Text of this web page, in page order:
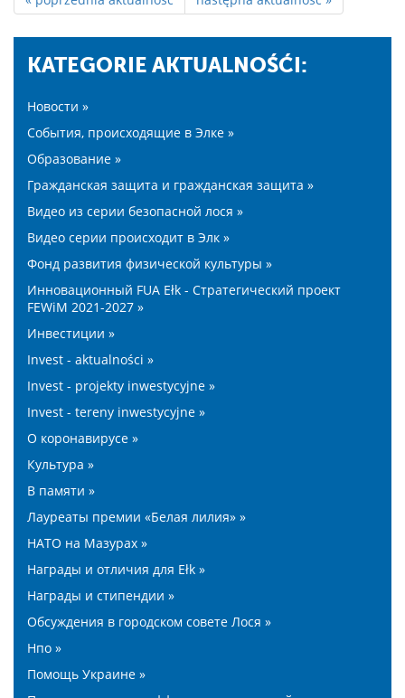
KATEGORIE AKTUALNOŚĆI:
Новости »
События, происходящие в Элке »
Образование »
Гражданская защита и гражданская защита »
Видео из серии безопасной лося »
Видео серии происходит в Элк »
Фонд развития физической культуры »
Инновационный FUA Ełk - Стратегический проект
FEWiM 2021-2027 »
Инвестиции »
Invest - aktualności »
Invest - projekty inwestycyjne »
Invest - tereny inwestycyjne »
О коронавирусе »
Культура »
В памяти »
Лауреаты премии «Белая лилия» »
НАТО на Мазурах »
Награды и отличия для Ełk »
Награды и стипендии »
Обсуждения в городском совете Лося »
Нпо »
Помощь Украине »